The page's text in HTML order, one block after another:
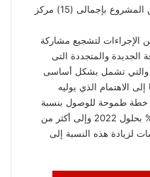
تم البدء حالياً فى المرحلة الأولى من المشروع بإجمالى (15) مركز
الإجراءات لتشجيع مشاركة
والمتجددة التى
والتي تشمل بشكل أساسى
الاهتمام الذي يوليه
خطة طموحة للوصول بنسبة
مشاركة الطاقات المتجددة إلى 20% بحلول 2022 وإلى أكثر من
وتجرى دراسات لزيادة هذه النسبة إلى